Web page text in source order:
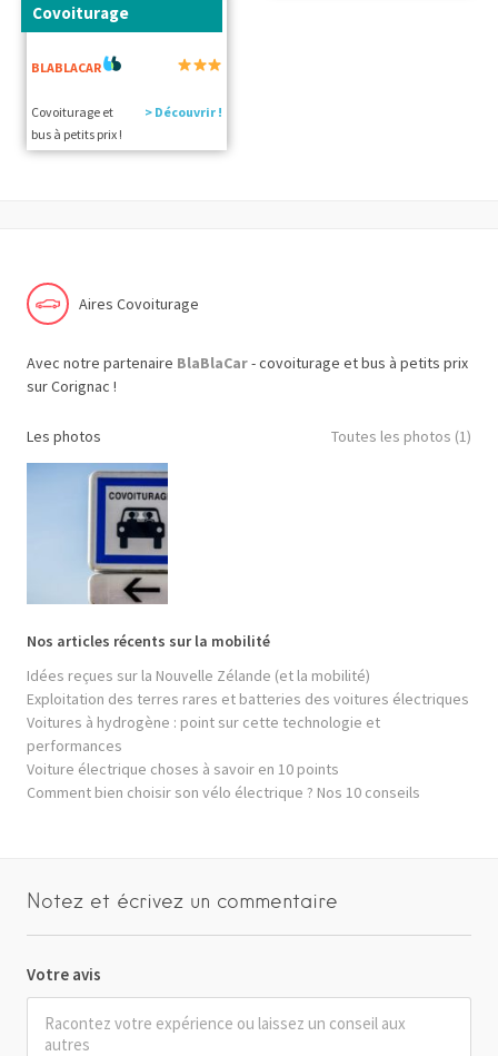
Covoiturage
BLABLACAR
Covoiturage et
bus à petits prix !
> Découvrir !
Aires Covoiturage
Avec notre partenaire BlaBlaCar- covoiturage et bus à petits prix
sur Corignac !
Les photos Toutes les photos (1)
Nos articles récents sur la mobilité
Idées reçues sur la Nouvelle Zélande (et la mobilité)
Exploitation des terres rares et batteries des voitures électriques
Voitures à hydrogène : point sur cette technologie et
performances
Voiture électrique choses à savoir en 10 points
Comment bien choisir son vélo électrique ? Nos 10 conseils
Notez et écrivez un commentaire
Votre avis